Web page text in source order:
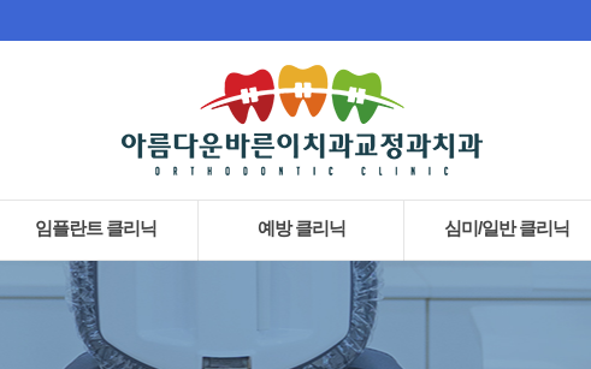
임플란트 클리닉 예방 클리닉 심미/일반 클리닉
· 오스템 임플란트
· 건강보험 임플란트
· 지르코니아 크라운